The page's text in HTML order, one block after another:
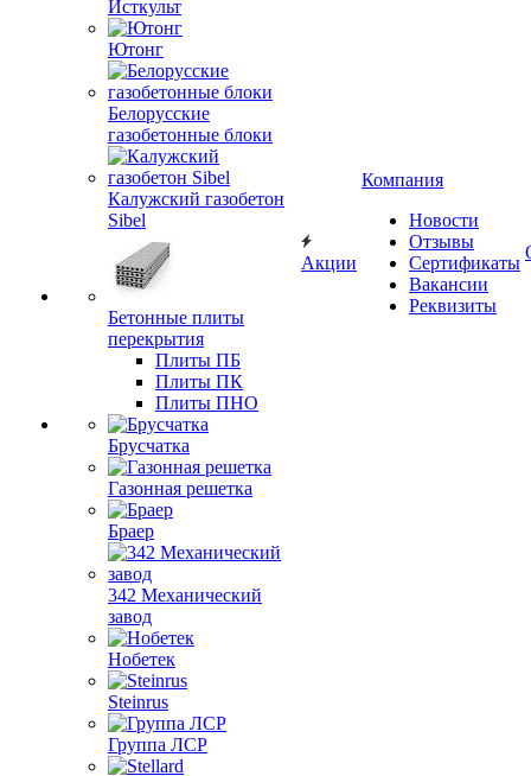
Исткульт
Ютонг
Белорусские
газобетонные блоки
Калужский газобетон
Sibel
Бетонные плиты
перекрытия
Плиты ПБ
Плиты ПК
Плиты ПНО
Брусчатка
Газонная решетка
Браер
342 Механический
завод
Нобетек
Steinrus
Группа ЛСР
Акции
Компания
Новости
Отзывы
Сертификаты
Вакансии
Реквизиты